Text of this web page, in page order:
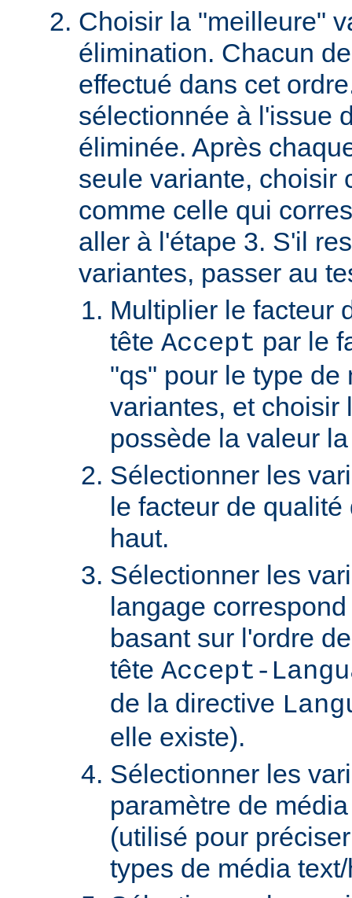
Choisir la "meilleure"
élimination. Chacun
effectué dans cet
sélectionnée à l'issue
éliminée. Après
seule variante, choisir
comme celle qui
aller à l'étape 3. S'il
variantes, passer au
Multiplier le facteur
tête Accept par le
"qs" pour le type de
variantes, et choisir
possède la valeur
Sélectionner les
le facteur de
haut.
Sélectionner les
langage
basant sur l'ordre
tête Accept-
de la directive
elle existe).
Sélectionner les
paramètre de
(utilisé pour
types de média